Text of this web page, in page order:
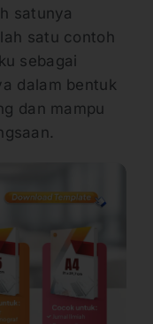
satunya
satu contoh
sebagai
dalam bentuk
dan mampu